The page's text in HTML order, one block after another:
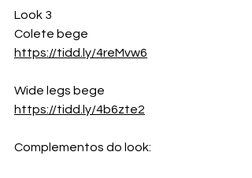
Look 3
Colete bege
https://tidd.ly/4reMvw6
Wide legs bege
https://tidd.ly/4b6zte2
Complementos do look: